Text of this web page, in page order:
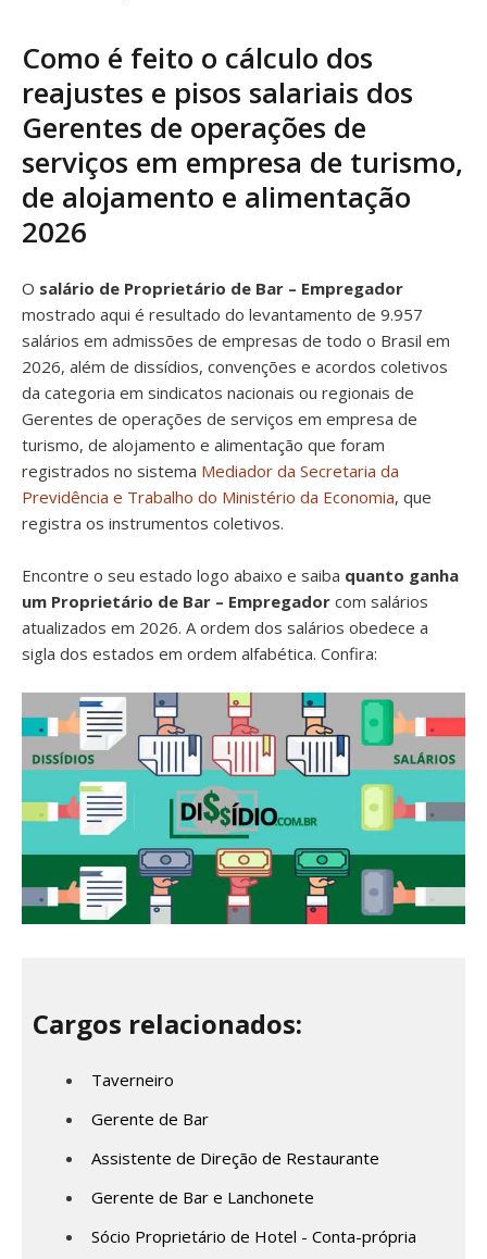
Como é feito o cálculo dos
reajustes e pisos salariais dos
Gerentes de operações de
serviços em empresa de turismo,
de alojamento e alimentação
2026
O salário de Proprietário de Bar – Empregador
mostrado aqui é resultado do levantamento de 9.957
salários em admissões de empresas de todo o Brasil em
2026, além de dissídios, convenções e acordos coletivos
da categoria em sindicatos nacionais ou regionais de
Gerentes de operações de serviços em empresa de
turismo, de alojamento e alimentação que foram
registrados no sistema Mediador da Secretaria da
Previdência e Trabalho do Ministério da Economia, que
registra os instrumentos coletivos.
Encontre o seu estado logo abaixo e saiba quanto ganha
um Proprietário de Bar – Empregador com salários
atualizados em 2026. A ordem dos salários obedece a
sigla dos estados em ordem alfabética. Confira:
Cargos relacionados:
Taverneiro
Gerente de Bar
Assistente de Direção de Restaurante
Gerente de Bar e Lanchonete
Sócio Proprietário de Hotel - Conta-própria